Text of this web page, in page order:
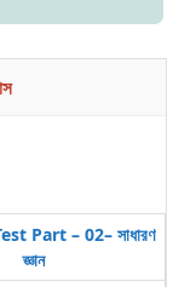
Part – 02– সাধারণ
জ্ঞান